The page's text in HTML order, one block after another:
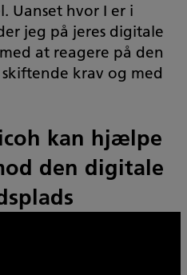
Uanset hvor I er i
jeg på jeres digitale
at reagere på den
krav og med
kan hjælpe
den digitale